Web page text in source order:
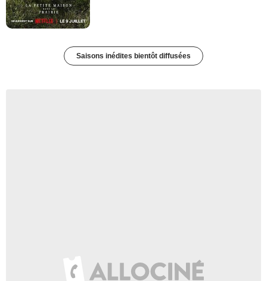
Saisons inédites bientôt diffusées